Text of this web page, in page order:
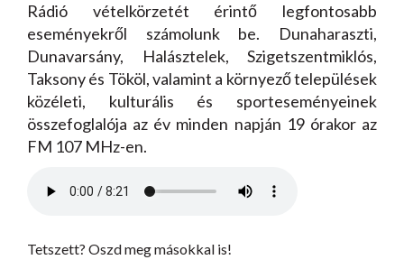
Rádió vételkörzetét érintő legfontosabb
eseményekről számolunk be. Dunaharaszti,
Dunavarsány, Halásztelek, Szigetszentmiklós,
Taksony és Tököl, valamint a környező települések
közéleti, kulturális és sporteseményeinek
összefoglalója az év minden napján 19 órakor az
FM 107 MHz-en.
Tetszett? Oszd meg másokkal is!